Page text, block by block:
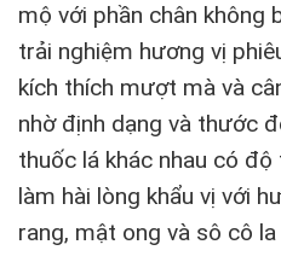
mộ với phần chân không
trải nghiệm hương vị
kích thích mượt mà và
nhờ định dạng và thước
thuốc lá khác nhau có
làm hài lòng khẩu vị với
rang, mật ong và sô cô la